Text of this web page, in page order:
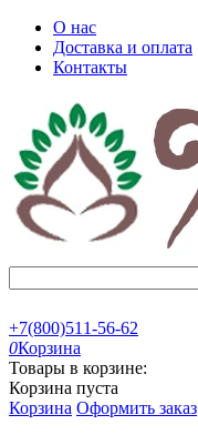
О нас
Доставка и оплата
Контакты
+7(800)511-56-62
0Корзина
Товары в корзине:
Корзина пуста
Корзина Оформить заказ